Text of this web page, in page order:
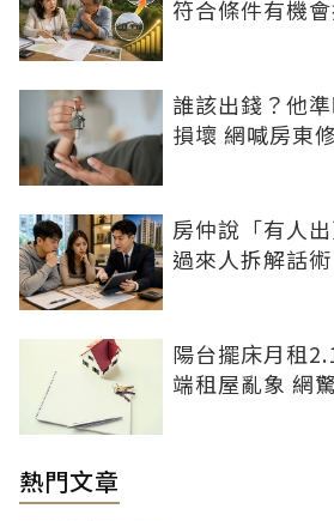
符合條件有機
誰該出錢？他
損壞 網喊房東
房仲說「有人
過來人拆解話
陽台擺床月租
端租屋亂象 網
熱門文章